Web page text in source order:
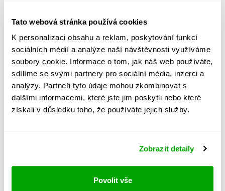
Tato webová stránka používá cookies
K personalizaci obsahu a reklam, poskytování funkcí
sociálních médií a analýze naší návštěvnosti využíváme
soubory cookie. Informace o tom, jak náš web používáte,
sdílíme se svými partnery pro sociální média, inzerci a
analýzy. Partneři tyto údaje mohou zkombinovat s
dalšími informacemi, které jste jim poskytli nebo které
získali v důsledku toho, že používáte jejich služby.
Zobrazit detaily
Povolit vše
Město
PSČ
Stát